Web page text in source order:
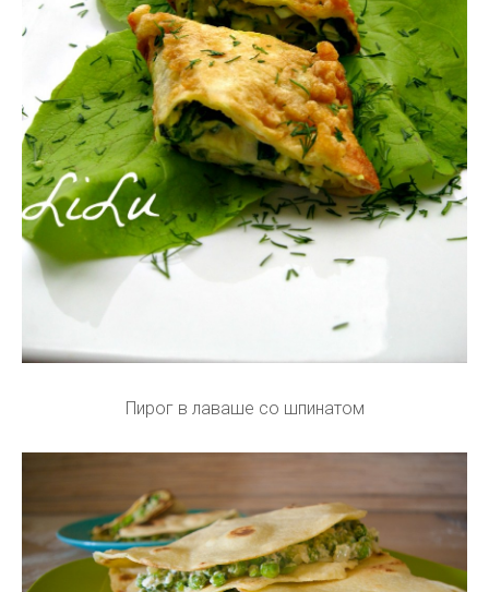
Пирог в лаваше со шпинатом